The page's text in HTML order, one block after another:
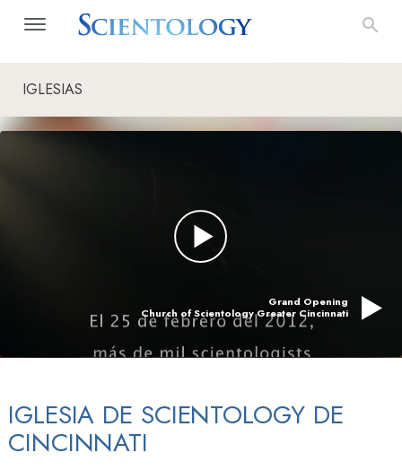
IGLESIAS
Grand Opening
Church of Scientology Greater Cincinnati
IGLESIA DE SCIENTOLOGY DE
CINCINNATI